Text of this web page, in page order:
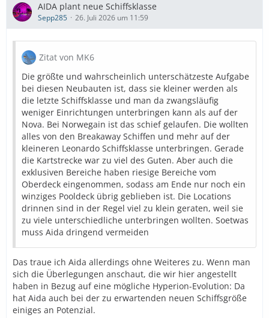
AIDA plant neue Schiffsklasse
Sepp285 26. Juli 2026 um 11:59
Zitat von MK6
Die größte und wahrscheinlich unterschätzeste Aufgabe
bei diesen Neubauten ist, dass sie kleiner werden als
die letzte Schiffsklasse und man da zwangsläufig
weniger Einrichtungen unterbringen kann als auf der
Nova. Bei Norwegain ist das schief gelaufen. Die wollten
alles von den Breakaway Schiffen und mehr auf der
kleineren Leonardo Schiffsklasse unterbringen. Gerade
die Kartstrecke war zu viel des Guten. Aber auch die
exklusiven Bereiche haben riesige Bereiche vom
Oberdeck eingenommen, sodass am Ende nur noch ein
winziges Pooldeck übrig geblieben ist. Die Locations
drinnen sind in der Regel viel zu klein geraten, weil sie
zu viele unterschiedliche unterbringen wollten. Soetwas
muss Aida dringend vermeiden
Das traue ich Aida allerdings ohne Weiteres zu. Wenn man
sich die Überlegungen anschaut, die wir hier angestellt
haben in Bezug auf eine mögliche Hyperion-Evolution: Da
hat Aida auch bei der zu erwartenden neuen Schiffsgröße
einiges an Potenzial.